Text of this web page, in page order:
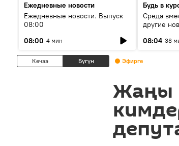
Ежедневные новости
Ежедневные новости. Выпуск
08:00
08:00 4 мин
Будь в
Среда
другие
08:04 38
Кечээ Бүгүн Эфирге
Жаңы